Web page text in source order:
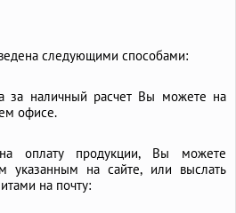
следующими способами:
за наличный расчет Вы можете на
офисе.
оплату продукции, Вы можете
указанным на сайте, или выслать
на почту: